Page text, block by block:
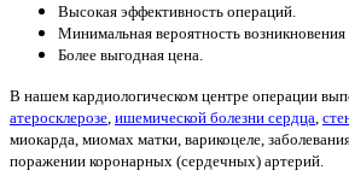
Высокая эффективность операций.
Минимальная вероятность
Более выгодная цена.
В нашем кардиологическом центре операции
атеросклерозе ишемической болезни сердца
миокарда, миомах матки, варикоцеле,
поражении коронарных (сердечных) артерий.